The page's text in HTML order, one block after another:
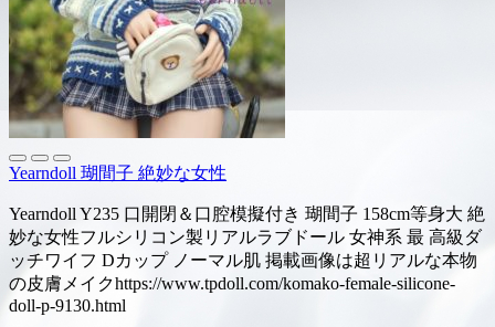
Yearndoll 瑚間子 絶妙な女性
Yearndoll Y235 口開閉＆口腔模擬付き 瑚間子 158cm等身大 絶
妙な女性フルシリコン製リアルラブドール 女神系 最 高級ダ
ッチワイフ Dカップ ノーマル肌 掲載画像は超リアルな本物
の皮膚メイクhttps://www.tpdoll.com/komako-female-silicone-
doll-p-9130.html